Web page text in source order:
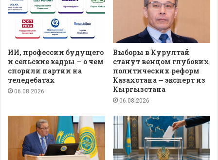
ИИ, профессии будущего
и сельские кадры — о чем
спорили партии на
теледебатах
06.08.2026
Выборы в Курултай
станут венцом глубоких
политических реформ
Казахстана — эксперт из
Кыргызстана
06.08.2026